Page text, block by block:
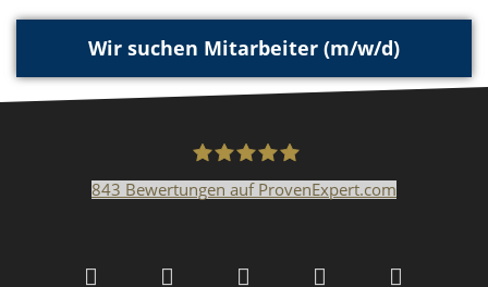
Wir suchen Mitarbeiter (m/w/d)
GmbH & Co.KG
843 Bewertungen auf ProvenExpert.com